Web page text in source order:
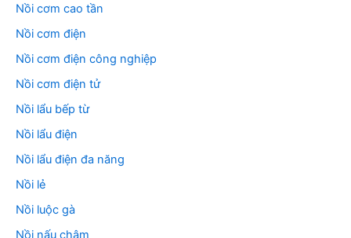
Nồi cơm cao tần
Nồi cơm điện
Nồi cơm điện công nghiệp
Nồi cơm điện tử
Nồi lẩu bếp từ
Nồi lẩu điện
Nồi lẩu điện đa năng
Nồi lẻ
Nồi luộc gà
Nồi nấu chậm